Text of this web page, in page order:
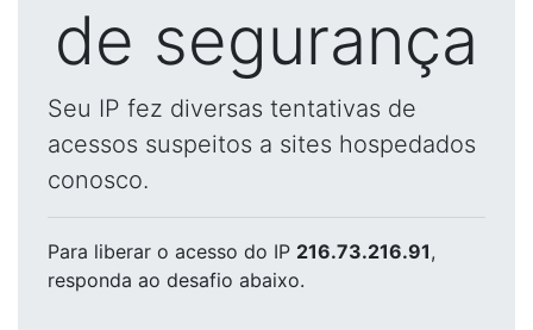
de segurança
Seu IP fez diversas tentativas de
acessos suspeitos a sites hospedados
conosco.
Para liberar o acesso do IP 216.73.216.91,
responda ao desafio abaixo.